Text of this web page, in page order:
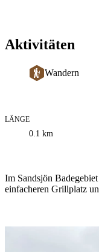
Aktivitäten
Wandern
Informationen
zum
LÄNGE
0.1 km
Im Sandsjön
einfacheren Grillplatz
Bildergalerie